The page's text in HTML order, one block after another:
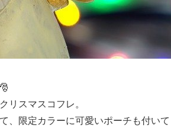
リスマスコフレ。
、限定カラーに可愛いポーチも付い